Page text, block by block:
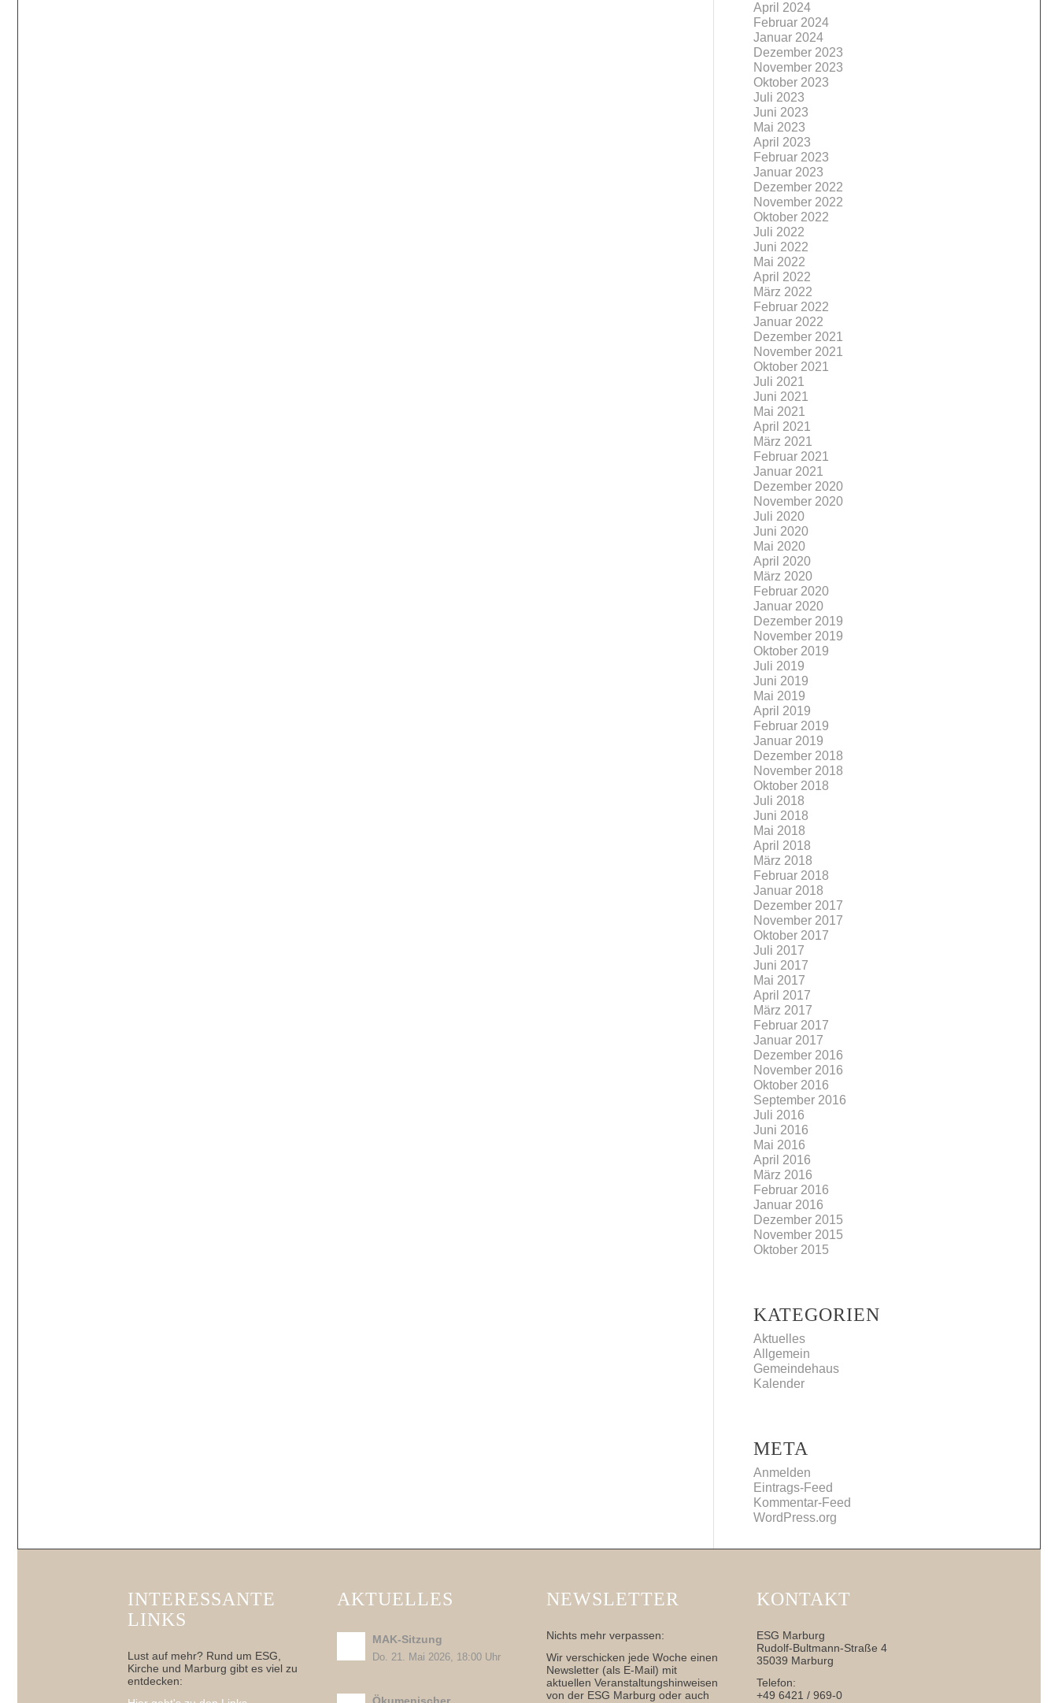
April 2024
Februar 2024
Januar 2024
Dezember 2023
November 2023
Oktober 2023
Juli 2023
Juni 2023
Mai 2023
April 2023
Februar 2023
Januar 2023
Dezember 2022
November 2022
Oktober 2022
Juli 2022
Juni 2022
Mai 2022
April 2022
März 2022
Februar 2022
Januar 2022
Dezember 2021
November 2021
Oktober 2021
Juli 2021
Juni 2021
Mai 2021
April 2021
März 2021
Februar 2021
Januar 2021
Dezember 2020
November 2020
Juli 2020
Juni 2020
Mai 2020
April 2020
März 2020
Februar 2020
Januar 2020
Dezember 2019
November 2019
Oktober 2019
Juli 2019
Juni 2019
Mai 2019
April 2019
Februar 2019
Januar 2019
Dezember 2018
November 2018
Oktober 2018
Juli 2018
Juni 2018
Mai 2018
April 2018
März 2018
Februar 2018
Januar 2018
Dezember 2017
November 2017
Oktober 2017
Juli 2017
Juni 2017
Mai 2017
April 2017
März 2017
Februar 2017
Januar 2017
Dezember 2016
November 2016
Oktober 2016
September 2016
Juli 2016
Juni 2016
Mai 2016
April 2016
März 2016
Februar 2016
Januar 2016
Dezember 2015
November 2015
Oktober 2015
KATEGORIEN
Aktuelles
Allgemein
Gemeindehaus
Kalender
META
Anmelden
Eintrags-Feed
Kommentar-Feed
WordPress.org
INTERESSANTE
LINKS
Lust auf mehr? Rund um ESG,
Kirche und Marburg gibt es viel zu
entdecken:
AKTUELLES
MAK-Sitzung
Do. 21. Mai 2026, 18:00 Uhr
NEWSLETTER
Nichts mehr verpassen:
Wir verschicken jede Woche einen
Newsletter (als E-Mail) mit
aktuellen Veranstaltungshinweisen
von der ESG Marburg oder auch
KONTAKT
ESG Marburg
Rudolf-Bultmann-Straße 4
35039 Marburg
Telefon:
+49 6421 / 969-0